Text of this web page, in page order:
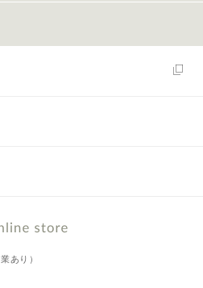
あり）